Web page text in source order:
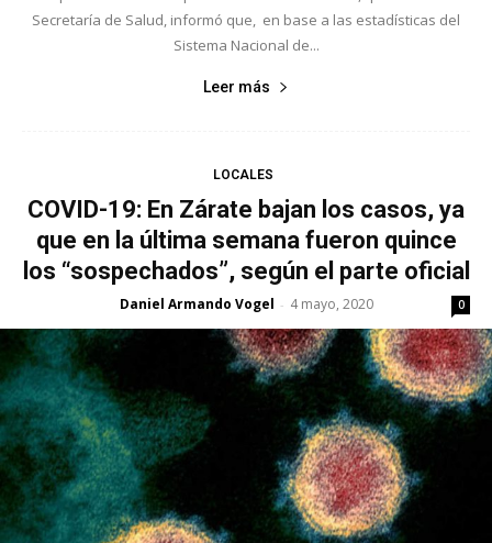
Secretaría de Salud, informó que, en base a las estadísticas del
Sistema Nacional de...
Leer más
LOCALES
COVID-19: En Zárate bajan los casos, ya
que en la última semana fueron quince
los “sospechados”, según el parte oficial
Daniel Armando Vogel - 4 mayo, 2020 0